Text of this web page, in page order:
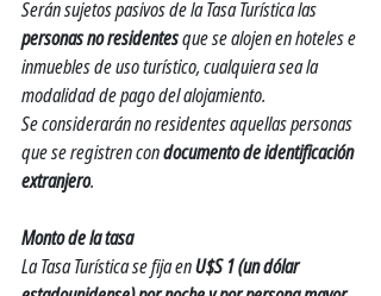
Serán sujetos pasivos de la Tasa Turística las
personas no residentes que se alojen en hoteles e
inmuebles de uso turístico, cualquiera sea la
modalidad de pago del alojamiento.
Se considerarán no residentes aquellas personas
que se registren con documento de identificación
extranjero.
Monto de la tasa
La Tasa Turística se fija en U$S 1 (un dólar